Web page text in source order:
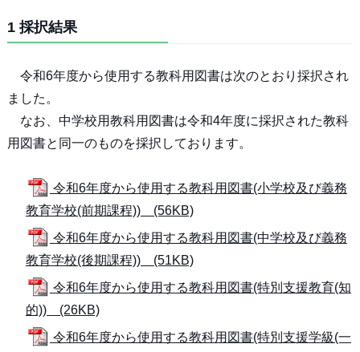
1 採択結果
令和6年度から使用する教科用図書は次のとおり採択され
ました。
なお、中学校用教科用図書は令和4年度に採択された教科
用図書と同一のものを採択しております。
令和6年度から使用する教科用図書(小学校及び義務
教育学校(前期課程)) (56KB)
令和6年度から使用する教科用図書(中学校及び義務
教育学校(後期課程)) (51KB)
令和6年度から使用する教科用図書(特別支援教育(知
的)) (26KB)
令和6年度から使用する教科用図書(特別支援学級(一